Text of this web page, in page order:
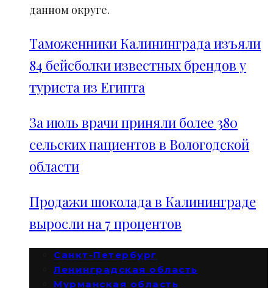
данном округе.
Таможенники Калининграда изъяли
84 бейсболки известных брендов у
туриста из Египта
За июль врачи приняли более 380
сельских пациентов в Вологодской
области
Продажи шоколада в Калининграде
выросли на 7 процентов
Санкт-Петербург
Ленинградская область
Мурманская область